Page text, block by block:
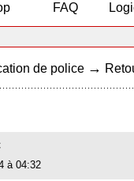
FAQ
de police →
à 04:32